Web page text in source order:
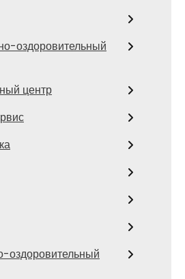
оздоровительный
центр
оздоровительный